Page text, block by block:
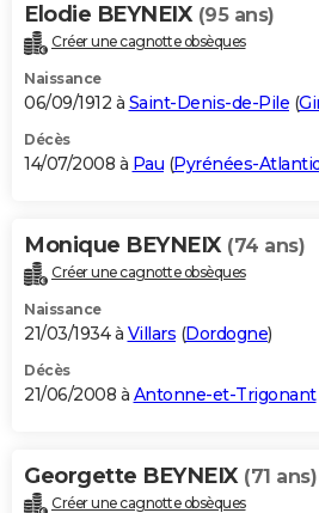
Elodie BEYNEIX (95 ans)
Créer une cagnotte obsèques
Naissance
06/09/1912 à Saint-Denis-de-Pile (
Décès
14/07/2008 à Pau (Pyrénées-
Monique BEYNEIX (74 ans)
Créer une cagnotte obsèques
Naissance
21/03/1934 à Villars (Dordogne)
Décès
21/06/2008 à Antonne-et-Trigonant
Georgette BEYNEIX (71 ans)
Créer une cagnotte obsèques